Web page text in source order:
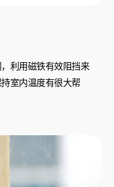
利用磁铁有效阻挡来
室内温度有很大帮